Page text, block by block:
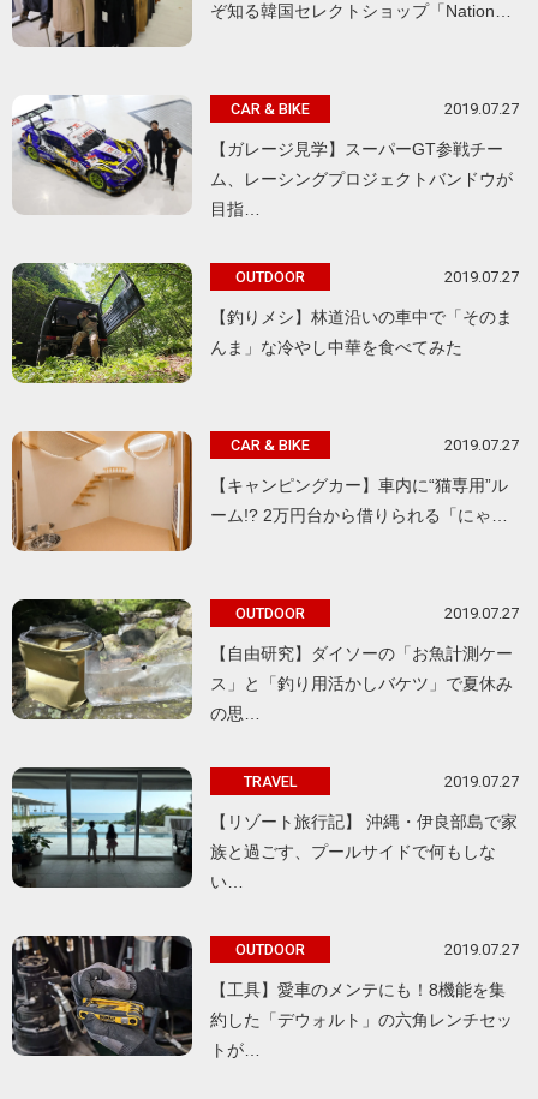
ぞ知る韓国セレクトショップ「Nation…
CAR & BIKE 2019.07.27
【ガレージ見学】スーパーGT参戦チー
ム、レーシングプロジェクトバンドウが
目指…
OUTDOOR 2019.07.27
【釣りメシ】林道沿いの車中で「そのま
んま」な冷やし中華を食べてみた
CAR & BIKE 2019.07.27
【キャンピングカー】車内に“猫専用”ル
ーム!? 2万円台から借りられる「にゃ…
OUTDOOR 2019.07.27
【自由研究】ダイソーの「お魚計測ケー
ス」と「釣り用活かしバケツ」で夏休み
の思…
TRAVEL 2019.07.27
【リゾート旅行記】 沖縄・伊良部島で家
族と過ごす、プールサイドで何もしな
い…
OUTDOOR 2019.07.27
【工具】愛車のメンテにも！8機能を集
約した「デウォルト」の六角レンチセッ
トが…